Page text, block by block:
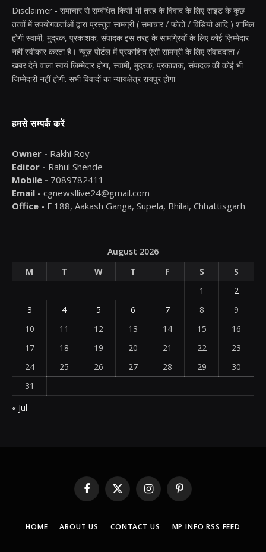
Disclaimer - समाचार से सम्बंधित किसी भी तरह के विवाद के लिए साइट के कुछ
तत्वों में उपयोगकर्ताओं द्वारा प्रस्तुत सामग्री ( समाचार / फोटो / विडियो आदि ) शामिल
होगी स्वामी, मुद्रक, प्रकाशक, संपादक इस तरह के सामग्रियों के लिए कोई ज़िम्मेदार
नहीं स्वीकार करता है। न्यूज़ पोर्टल में प्रकाशित ऐसी सामग्री के लिए संवाददाता /
खबर देने वाला स्वयं जिम्मेदार होगा, स्वामी, मुद्रक, प्रकाशक, संपादक की कोई भी
जिम्मेदारी नहीं होगी. सभी विवादों का न्यायक्षेत्र रायपुर होगा
हमसे सम्पर्क करें
Owner - Rakhi Roy
Editor - Rahul Shende
Mobile - 7089782411
Email - cgnewsllive24@gmail.com
Office - F 188, Aakash Ganga, Supela, Bhilai, Chhattisgarh
August 2026
M
T W T F S
S
1
2
3
4 5 6 7 8
9
10
11 12 13 14 15
16
17
18 19 20 21 22
23
24
25 26 27 28 29
30
31
« Jul
Facebook
X
(Twitter)
InstagramPinterest
HOME ABOUT US CONTACT US MP INFO RSS FEED